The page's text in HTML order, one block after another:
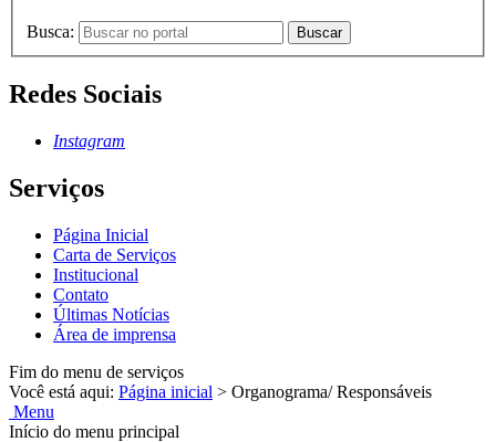
Busca: Buscar
Redes Sociais
Instagram
Serviços
Página Inicial
Carta de Serviços
Institucional
Contato
Últimas Notícias
Área de imprensa
Fim do menu de serviços
Você está aqui: Página inicial > Organograma/ Responsáveis
Menu
Início do menu principal